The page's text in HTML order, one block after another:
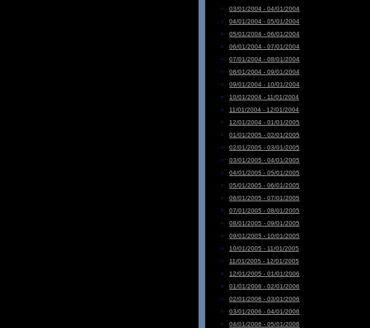
03/01/2004 - 04/01/2004
04/01/2004 - 05/01/2004
05/01/2004 - 06/01/2004
06/01/2004 - 07/01/2004
07/01/2004 - 08/01/2004
08/01/2004 - 09/01/2004
09/01/2004 - 10/01/2004
10/01/2004 - 11/01/2004
11/01/2004 - 12/01/2004
12/01/2004 - 01/01/2005
01/01/2005 - 02/01/2005
02/01/2005 - 03/01/2005
03/01/2005 - 04/01/2005
04/01/2005 - 05/01/2005
05/01/2005 - 06/01/2005
06/01/2005 - 07/01/2005
07/01/2005 - 08/01/2005
08/01/2005 - 09/01/2005
09/01/2005 - 10/01/2005
10/01/2005 - 11/01/2005
11/01/2005 - 12/01/2005
12/01/2005 - 01/01/2006
01/01/2006 - 02/01/2006
02/01/2006 - 03/01/2006
03/01/2006 - 04/01/2006
04/01/2006 - 05/01/2006